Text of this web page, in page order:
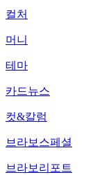
컬처
머니
테마
카드뉴스
컷&칼럼
브라보스페셜
브라보리포트